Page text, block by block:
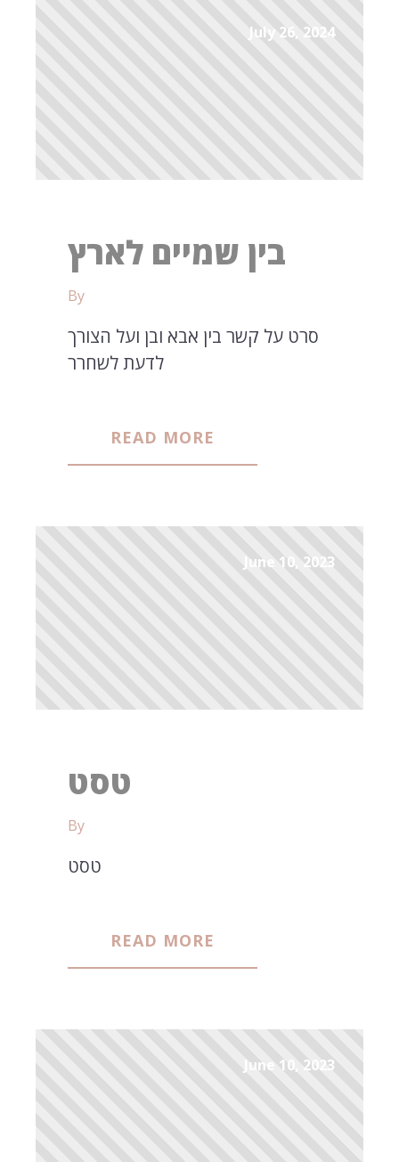
July 26, 2024
בין שמיים לארץ
By
סרט על קשר בין אבא ובן ועל הצורך
לדעת לשחרר
READ MORE
June 10, 2023
טסט
By
טסט
READ MORE
June 10, 2023